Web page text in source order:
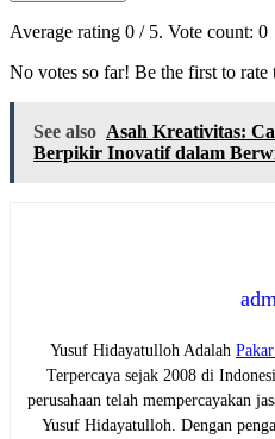
Average rating 0 / 5. Vote count: 0
No votes so far! Be the first to rate
See also Asah Kreativitas:
Berpikir Inovatif dalam
Yusuf Hidayatulloh Adalah
Terpercaya sejak 2008 di
perusahaan telah mempercayakan
Yusuf Hidayatulloh. Dengan